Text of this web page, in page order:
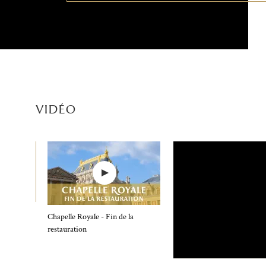
vidéo
Chapelle Royale - Fin de la
restauration